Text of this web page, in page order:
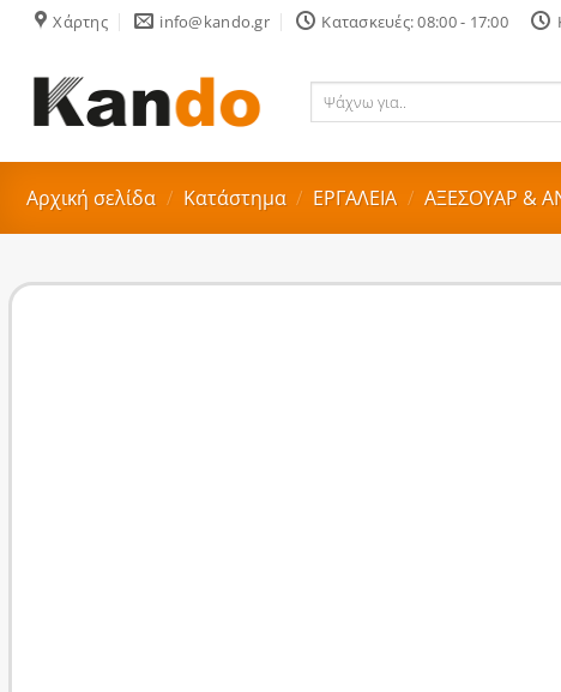
Skip
content
Χάρτης info@kando.gr Κατασκευές: 08:00 - 17:00
Ψάχνω
Αρχική σελίδα / Κατάστημα / ΕΡΓΑΛΕΙΑ / ΑΞΕΣΟΥΑΡ &